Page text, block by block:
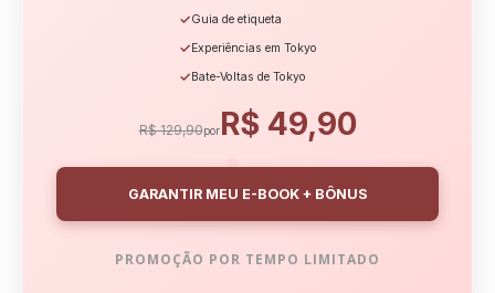
🌸
✓Guia de etiqueta
✓Experiências em Tokyo
✓Bate-Voltas de Tokyo
R$ 129,90porR$ 49,90
GARANTIR MEU E-BOOK + BÔNUS
PROMOÇÃO POR TEMPO LIMITADO